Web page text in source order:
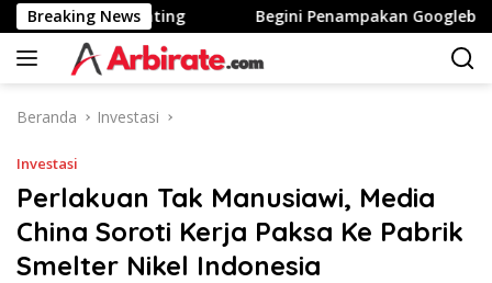
Langsung
ke
konten
Breaking News
Tinggi Stunting Begini Penampakan Googlebook
Beranda Investasi
Investasi
Perlakuan Tak Manusiawi, Media
China Soroti Kerja Paksa Ke Pabrik
Smelter Nikel Indonesia